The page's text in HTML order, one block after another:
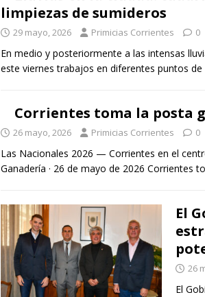
limpiezas de sumideros
29 mayo, 2026 Primicias Corrientes 0
En medio y posteriormente a las intensas
este viernes trabajos en diferentes puntos
Corrientes toma la posta
26 mayo, 2026 Primicias Corrientes 0
Las Nacionales 2026 — Corrientes en el
Ganadería · 26 de mayo de 2026 Corrientes
El
26
El